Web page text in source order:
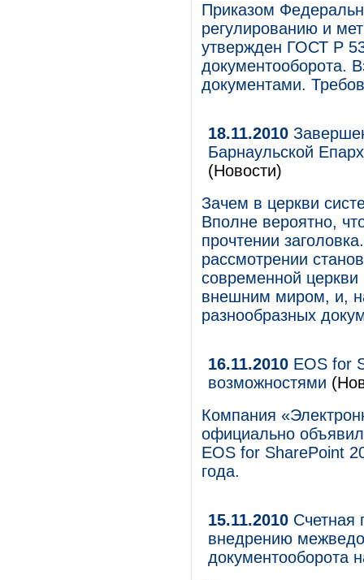
Приказом
регулированию и
утвержден ГОСТ Р
документооборота.
документами.
18.11.2010
Барнаульской
(Новости)
Зачем в церкви
Вполне вероятно,
прочтении
рассмотрении
современной
внешним миром, и,
разнообразных
16.11.2010 EOS for
возможностями
Компания
официально
EOS for SharePoint
года.
15.11.2010 Cчетная
внедрению